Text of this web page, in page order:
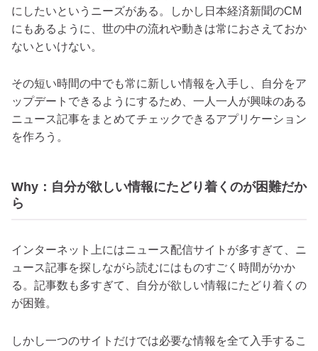
にしたいというニーズがある。しかし日本経済新聞のCM
にもあるように、世の中の流れや動きは常におさえておか
ないといけない。
その短い時間の中でも常に新しい情報を入手し、自分をア
ップデートできるようにするため、一人一人が興味のある
ニュース記事をまとめてチェックできるアプリケーション
を作ろう。
Why：自分が欲しい情報にたどり着くのが困難だか
ら
インターネット上にはニュース配信サイトが多すぎて、ニ
ュース記事を探しながら読むにはものすごく時間がかか
る。記事数も多すぎて、自分が欲しい情報にたどり着くの
が困難。
しかし一つのサイトだけでは必要な情報を全て入手するこ